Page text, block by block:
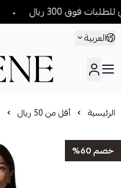
فوق 300 ريال
العربية
SELENE
الرئيسية أقل من 50 ريال
خصم 60%